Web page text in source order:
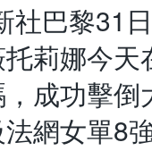
社巴黎31
莉娜今天
成功擊
網女單8強